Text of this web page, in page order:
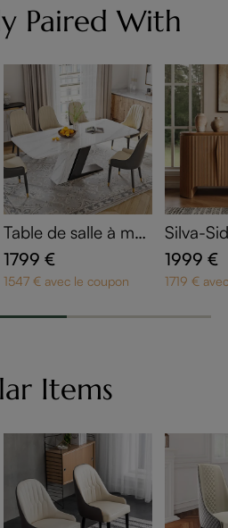
Paired With
Table de salle à ma
nger en forme de Z
180 cm
1799 €
1547 € avec le coupon
Silva-
ro
ssif |
Certifié
1999 €
1719 €
Items